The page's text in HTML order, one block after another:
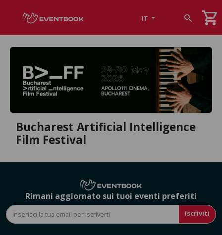
IT search shopping_cart
Bucharest Artificial Intelligence
Film Festival
Rimani aggiornato sui tuoi eventi preferiti
Iscriviti